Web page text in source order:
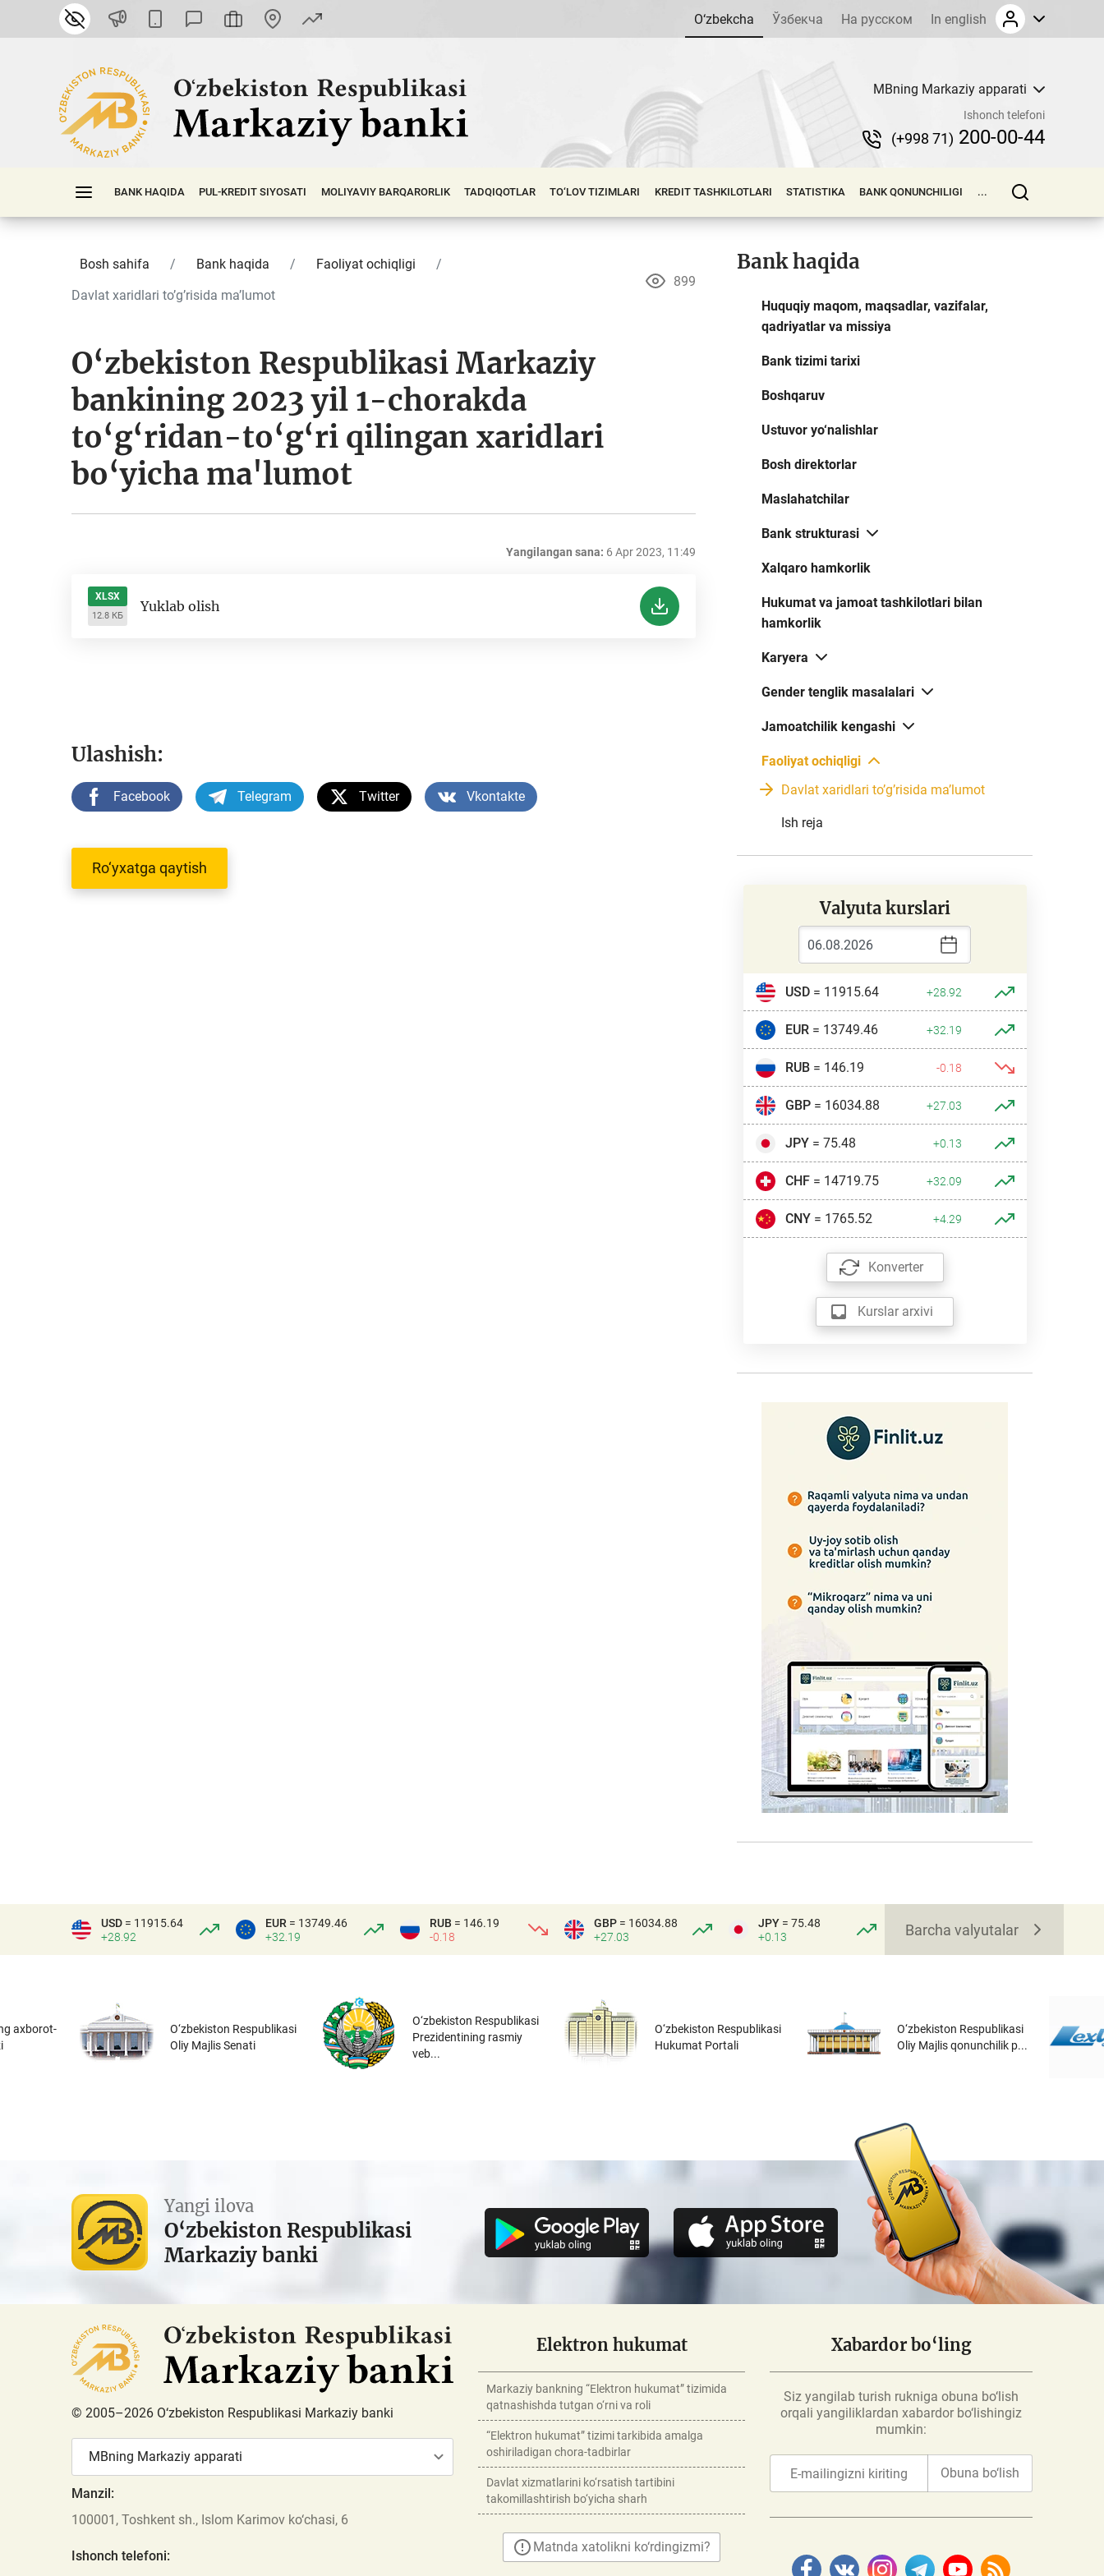
O‘zbekcha Ўзбекча На русском In english
MBning Markaziy apparati
Ishonch telefoni
(+998 71) 200-00-44
BANK HAQIDA PUL-KREDIT SIYOSATI MOLIYAVIY BАRQАRОRLIK TADQIQOTLAR TO‘LOV TIZIMLARI KREDIT TASHKILOTLARI STATISTIKA BANK QONUNCHILIGI ...
Bosh sahifa Bank haqida
Faoliyat ochiqligi
Davlat xaridlari toʼgʼrisida maʼlumot
899
O‘zbekiston Respublikasi Markaziy
bankining 2023 yil 1-chorakda
to‘g‘ridan-to‘g‘ri qilingan xaridlari
bo‘yicha ma'lumot
Yangilangan sana: 6 Apr 2023, 11:49
XLSX
12.8 КБ
Yuklab olish
Ulashish:
Facebook Telegram Twitter Vkontakte
Ro‘yxatga qaytish
Bank haqida
Huquqiy maqom, maqsadlar, vazifalar,
qadriyatlar va missiya
Bank tizimi tarixi
Boshqaruv
Ustuvor yo‘nalishlar
Bosh direktorlar
Maslahatchilar
Bank strukturasi
Xalqaro hamkorlik
Hukumat va jamoat tashkilotlari bilan
hamkorlik
Karyera
Gender tenglik masalalari
Jamoatchilik kengashi
Faoliyat ochiqligi
Davlat xaridlari toʼgʼrisida maʼlumot
Ish reja
Valyuta kurslari
USD= 11915.64 +28.92
EUR= 13749.46 +32.19
RUB= 146.19 -0.18
GBP= 16034.88 +27.03
JPY= 75.48 +0.13
CHF= 14719.75 +32.09
CNY= 1765.52 +4.29
Konverter
Kurslar arxivi
USD = 11915.64
+28.92
EUR = 13749.46
+32.19
RUB = 146.19
-0.18
GBP = 16034.88
+27.03
JPY = 75.48
+0.13
Barcha valyutalar
axborot-
O‘zbekiston Respublikasi
Oliy Majlis Senati
O‘zbekiston Respublikasi
Prezidentining rasmiy
veb...
O‘zbekiston Respublikasi
Hukumat Portali
O‘zbekiston Respublikasi
Oliy Majlis qonunchilik p...
Yangi ilova
O‘zbekiston Respublikasi
Markaziy banki
© 2005–2026 O‘zbekiston Respublikasi Markaziy banki
MBning Markaziy apparati
Manzil:
100001, Toshkent sh., Islom Karimov ko‘chasi, 6
Ishonch telefoni:
Elektron hukumat
Markaziy bankning “Elektron hukumat” tizimida
qatnashishda tutgan o‘rni va roli
“Elektron hukumat” tizimi tarkibida amalga
oshiriladigan chora-tadbirlar
Davlat xizmatlarini ko‘rsatish tartibini
takomillashtirish bo‘yicha sharh
Matnda xatolikni ko‘rdingizmi?
Xabardor bo‘ling
Siz yangilab turish rukniga obuna bo‘lish
orqali yangiliklardan xabardor bo‘lishingiz
mumkin:
Obuna bo‘lish